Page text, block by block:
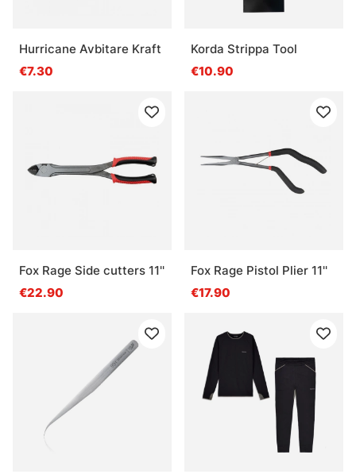
Hurricane Avbitare Kraft
€7.30
Korda Strippa Tool
€10.90
Fox Rage Side cutters 11''
€22.90
Fox Rage Pistol Plier 11''
€17.90